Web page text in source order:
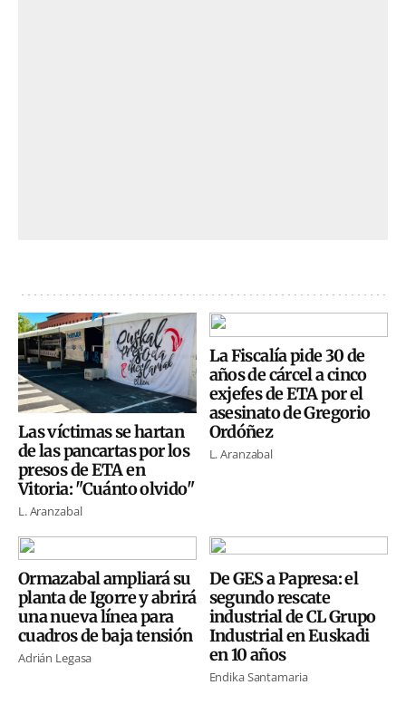
Las víctimas se hartan
de las pancartas por los
presos de ETA en
Vitoria: "Cuánto olvido"
L. Aranzabal
La Fiscalía pide 30 de
años de cárcel a cinco
exjefes de ETA por el
asesinato de Gregorio
Ordóñez
L. Aranzabal
Ormazabal ampliará su
planta de Igorre y abrirá
una nueva línea para
cuadros de baja tensión
Adrián Legasa
De GES a Papresa: el
segundo rescate
industrial de CL Grupo
Industrial en Euskadi
en 10 años
Endika Santamaria